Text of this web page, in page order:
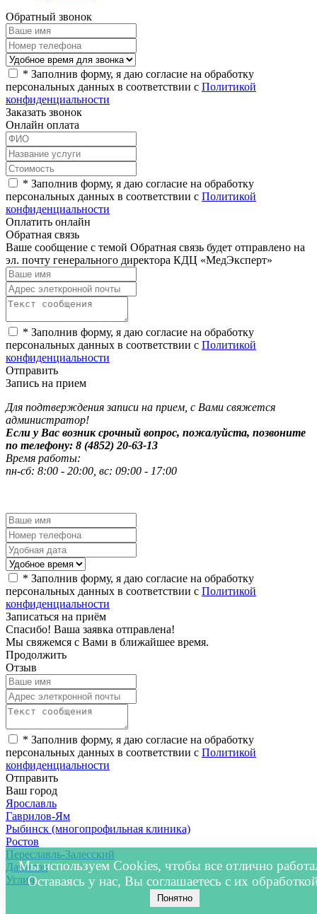
Мы используем Cookies, чтобы все отлично
Оставаясь у нас, Вы соглашаетесь с их
Понятно
Обратный звонок
* Заполнив форму, я даю согласие на обработку
персональных данных в соответствии с Политикой
конфиденциальности
Заказать звонок
Онлайн оплата
* Заполнив форму, я даю согласие на обработку
персональных данных в соответствии с Политикой
конфиденциальности
Оплатить онлайн
Обратная связь
Ваше сообщение с темой Обратная связь будет отправлено на
эл. почту генерального директора КДЦ «МедЭксперт»
* Заполнив форму, я даю согласие на обработку
персональных данных в соответствии с Политикой
конфиденциальности
Отправить
Запись на прием
Для подтверждения записи на прием, с Вами свяжется
администратор!
Если у Вас возник срочный вопрос, пожалуйста, позвоните
по телефону: 8 (4852) 20-63-13
Время работы:
пн-сб: 8:00 - 20:00, вс: 09:00 - 17:00
* Заполнив форму, я даю согласие на обработку
персональных данных в соответствии с Политикой
конфиденциальности
Записаться на приём
Спасибо! Ваша заявка отправлена!
Мы свяжемся с Вами в ближайшее время.
Продолжить
Отзыв
* Заполнив форму, я даю согласие на обработку
персональных данных в соответствии с Политикой
конфиденциальности
Отправить
Ваш город
Ярославль
Гаврилов-Ям
Рыбинск (многопрофильная клиника)
Ростов
Переславль-Залесский
Данилов
Углич